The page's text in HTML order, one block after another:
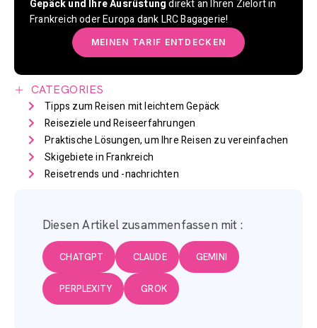
Diesen Artikel zusammenfassen mit :
CHATGPT CLAUDE GEMINI
PERPLEXITY GROK
CATEGORIES
Tipps zum Reisen mit leichtem Gepäck
Reiseziele und Reiseerfahrungen
Praktische Lösungen, um Ihre Reisen zu vereinfachen
Skigebiete in Frankreich
Reisetrends und -nachrichten
Gepäck und Ihre Ausrüstungdirekt an Ihren Zielort in
Frankreich oder Europa dank LRC Bagagerie!
MEINEN TARIF ENTDECKEN